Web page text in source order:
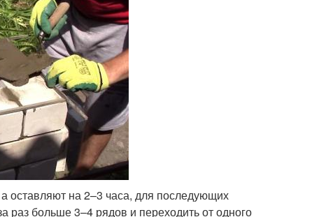
оставляют на 2–3 часа, для последующих
раз больше 3–4 рядов и переходить от одного